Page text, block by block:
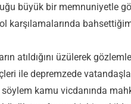
büyük bir memnuniyetle
karşılamalarında
atıldığını üzülerek
ile depremzede
söylem kamu vicdanında